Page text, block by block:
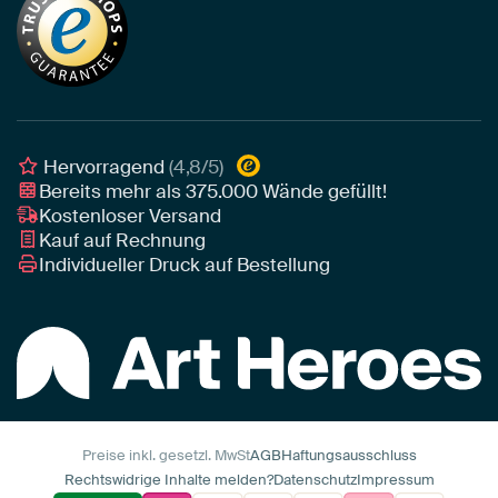
Tapete
Leinwand
Leinwand für draußen
Akustik-Tipps
Tipps von unseren Botschaftern
Individuelle Einrichtungsberatung
Unser Team
Botschafter
Awards und Preise
Art Heroes App
Hervorragend(4,8/5)
Bereits mehr als375.000Wände gefüllt!
Kostenloser Versand
Kauf auf Rechnung
Individueller Druck auf Bestellung
Preise inkl. gesetzl. MwStAGBHaftungsausschluss
Rechtswidrige Inhalte melden?DatenschutzImpressum